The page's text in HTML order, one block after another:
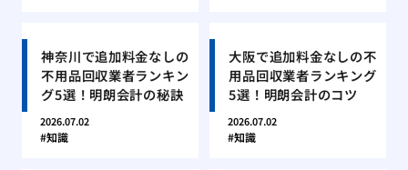
神奈川で追加料金なしの
不用品回収業者ランキン
グ5選！明朗会計の秘訣
2026.07.02
知識
大阪で追加料金なしの不
用品回収業者ランキング
5選！明朗会計のコツ
2026.07.02
知識